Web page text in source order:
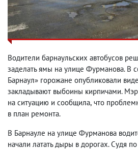
Водители барнаульских автобусов
заделать ямы на улице Фурманова. В
Барнаул» горожане опубликовали
закладывают выбоины кирпичами.
на ситуацию и сообщила, что
в план ремонта.
В Барнауле на улице Фурманова
начали латать дыры в дорогах. Судя